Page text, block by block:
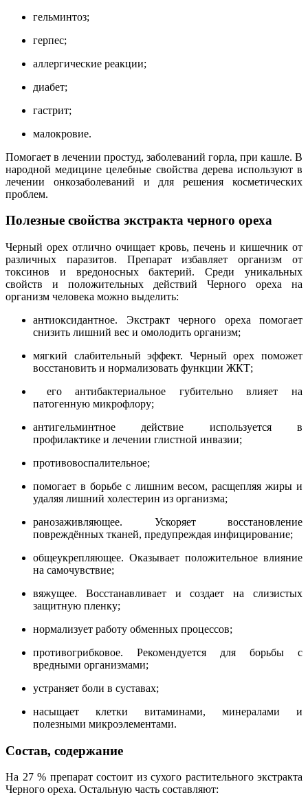
гельминтоз;
герпес;
аллергические реакции;
диабет;
гастрит;
малокровие.
Помогает в лечении простуд, заболеваний горла, при кашле. В
народной медицине целебные свойства дерева используют в
лечении онкозаболеваний и для решения косметических
проблем.
Полезные свойства экстракта черного ореха
Черный орех отлично очищает кровь, печень и кишечник от
различных паразитов. Препарат избавляет организм от
токсинов и вредоносных бактерий. Среди уникальных
свойств и положительных действий Черного ореха на
организм человека можно выделить:
антиоксидантное. Экстракт черного ореха помогает
снизить лишний вес и омолодить организм;
мягкий слабительный эффект. Черный орех поможет
восстановить и нормализовать функции ЖКТ;
его антибактериальное губительно влияет на
патогенную микрофлору;
антигельминтное действие используется в
профилактике и лечении глистной инвазии;
противовоспалительное;
помогает в борьбе с лишним весом, расщепляя жиры и
удаляя лишний холестерин из организма;
ранозаживляющее. Ускоряет восстановление
повреждённых тканей, предупреждая инфицирование;
общеукрепляющее. Оказывает положительное влияние
на самочувствие;
вяжущее. Восстанавливает и создает на слизистых
защитную пленку;
нормализует работу обменных процессов;
противогрибковое. Рекомендуется для борьбы с
вредными организмами;
устраняет боли в суставах;
насыщает клетки витаминами, минералами и
полезными микроэлементами.
Состав, содержание
На 27 % препарат состоит из сухого растительного экстракта
Черного ореха. Остальную часть составляют: